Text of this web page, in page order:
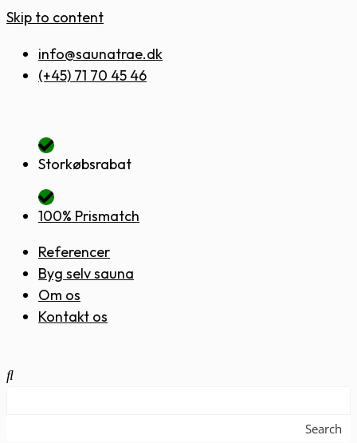
Skip to content
info@saunatrae.dk
(+45) 71 70 45 46
Storkøbsrabat
100% Prismatch
Referencer
Byg selv sauna
Om os
Kontakt os
Search